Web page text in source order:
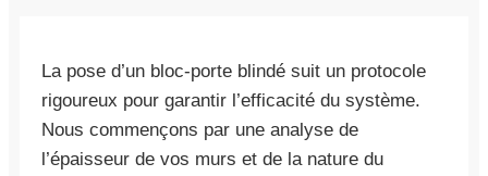
La pose d’un bloc-porte blindé suit un protocole
rigoureux pour garantir l’efficacité du système.
Nous commençons par une analyse de
l’épaisseur de vos murs et de la nature du